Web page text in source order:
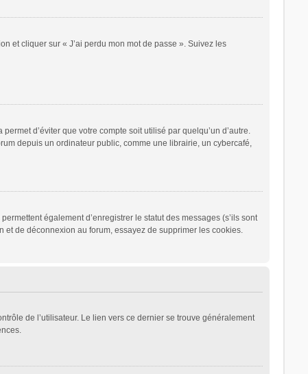
et cliquer sur « J’ai perdu mon mot de passe ». Suivez les
d’éviter que votre compte soit utilisé par quelqu’un d’autre.
depuis un ordinateur public, comme une librairie, un cybercafé,
également d’enregistrer le statut des messages (s’ils sont
de déconnexion au forum, essayez de supprimer les cookies.
de l’utilisateur. Le lien vers ce dernier se trouve généralement